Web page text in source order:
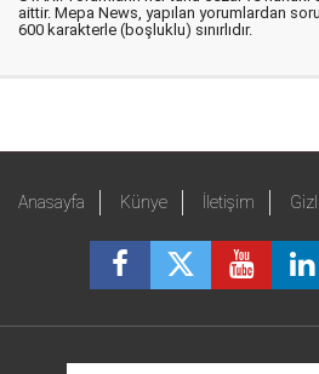
aittir. Mepa News, yapılan yorumlardan
600 karakterle (boşluklu) sınırlıdır.
Anasayfa Künye İletişim